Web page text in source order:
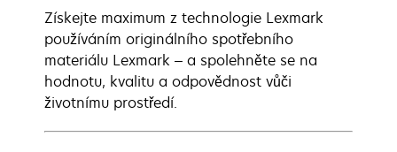
Získejte maximum z technologie Lexmark
používáním originálního spotřebního
materiálu Lexmark – a spolehněte se na
hodnotu, kvalitu a odpovědnost vůči
životnímu prostředí.